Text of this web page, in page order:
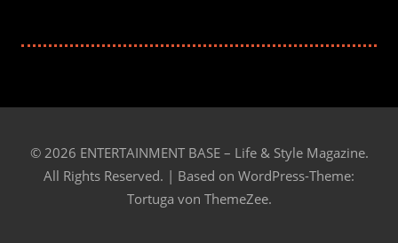
© 2026 ENTERTAINMENT BASE – Life & Style Magazine.
All Rights Reserved. | Based on WordPress-Theme:
Tortuga von ThemeZee.